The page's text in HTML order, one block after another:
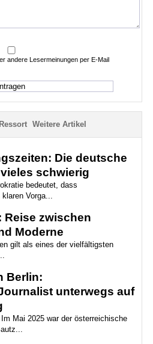
andere Lesermeinungen per E-Mail
Weitere Artikel
Die deutsche
schwierig
bedeutet, dass
Vorga...
Reise zwischen
Moderne
gilt als eines der vielfältigsten
Berlin:
unterwegs auf
Mai 2025 war der österreichische